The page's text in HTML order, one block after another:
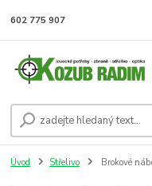
602 775 907
Úvod Střelivo Brokové